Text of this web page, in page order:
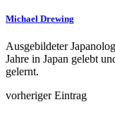
Michael Drewing
Ausgebildeter
Jahre in Japan gelebt
gelernt.
vorheriger Eintrag